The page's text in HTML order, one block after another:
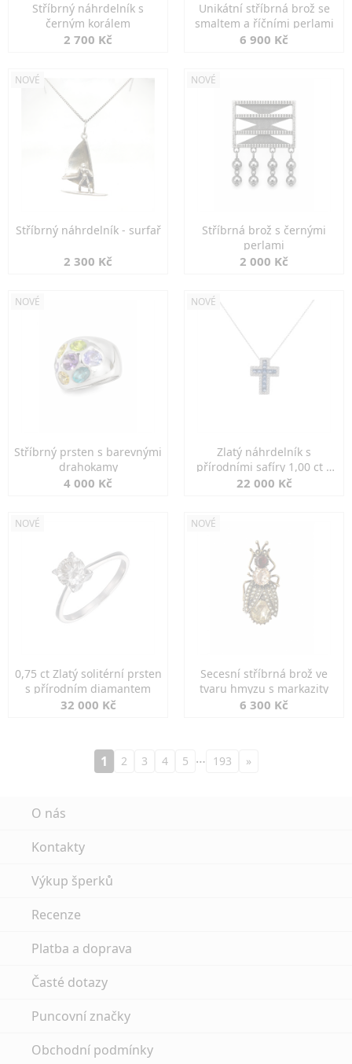
Stříbrný náhrdelník s
černým korálem
2 700 Kč
Unikátní stříbrná brož se
smaltem a říčními perlami
6 900 Kč
NOVÉ
Stříbrný náhrdelník - surfař
2 300 Kč
NOVÉ
Stříbrná brož s černými
perlami
2 000 Kč
NOVÉ
Stříbrný prsten s barevnými
drahokamy
4 000 Kč
NOVÉ
Zlatý náhrdelník s
přírodními safíry 1,00 ct a
diamanty
22 000 Kč
NOVÉ
0,75 ct Zlatý solitérní prsten
s přírodním diamantem
32 000 Kč
NOVÉ
Secesní stříbrná brož ve
tvaru hmyzu s markazity
6 300 Kč
1 2 3 4 5 … 193 »
O nás
Kontakty
Výkup šperků
Recenze
Platba a doprava
Časté dotazy
Puncovní značky
Obchodní podmínky